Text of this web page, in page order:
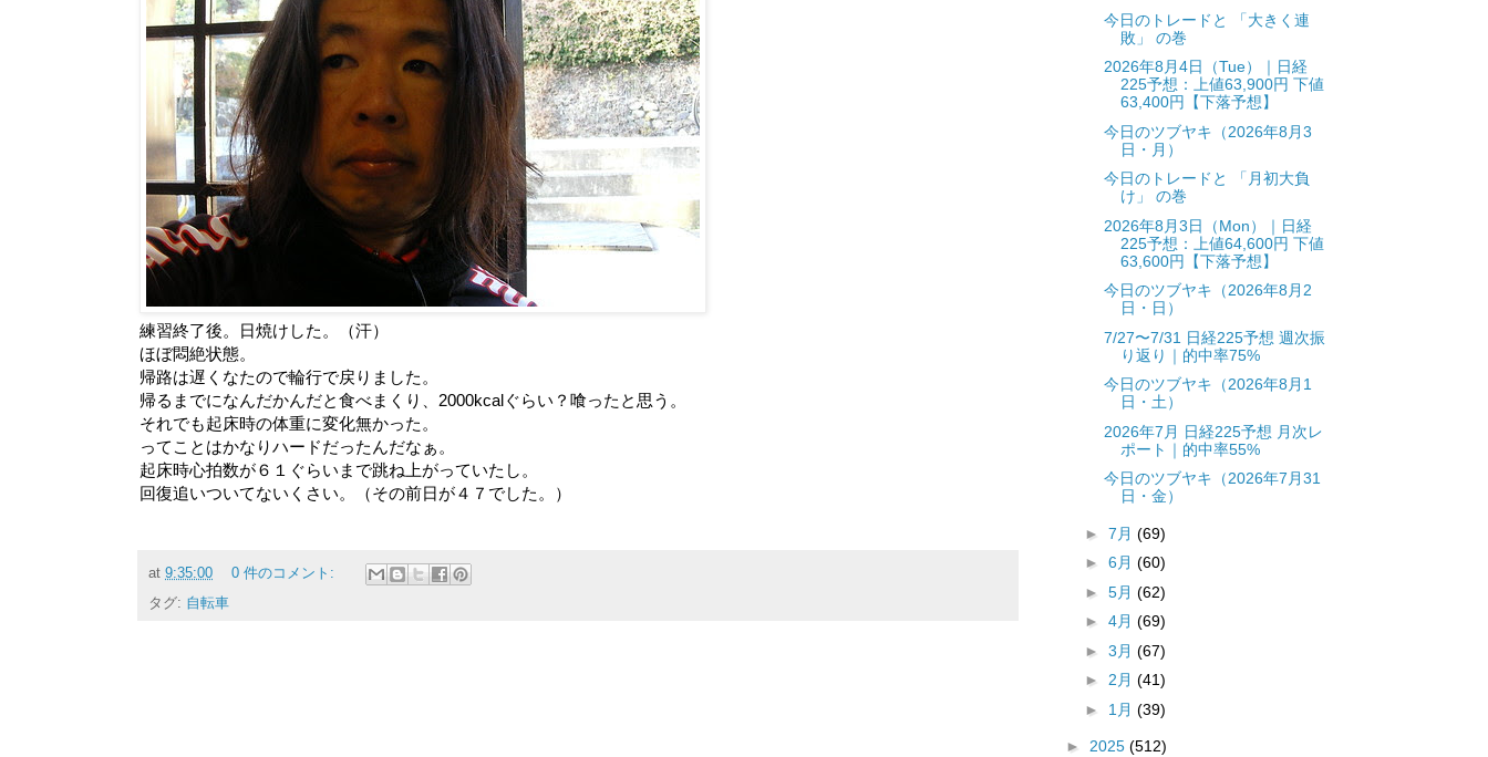
練習終了後。日焼けした。（汗）
ほぼ悶絶状態。
帰路は遅くなたので輪行で戻りました。
帰るまでになんだかんだと食べまくり、2000kcalぐらい？喰ったと思う。
それでも起床時の体重に変化無かった。
ってことはかなりハードだったんだなぁ。
起床時心拍数が６１ぐらいまで跳ね上がっていたし。
回復追いついてないくさい。（その前日が４７でした。）
at 9:35:00
0 件のコメント:
タグ: 自転車
今日のトレードと 「大きく連
敗」 の巻
2026年8月4日（Tue）｜日経
225予想：上値63,900円 下値
63,400円【下落予想】
今日のツブヤキ（2026年8月3
日・月）
今日のトレードと 「月初大負
け」 の巻
2026年8月3日（Mon）｜日経
225予想：上値64,600円 下値
63,600円【下落予想】
今日のツブヤキ（2026年8月2
日・日）
7/27〜7/31 日経225予想 週次振
り返り｜的中率75%
今日のツブヤキ（2026年8月1
日・土）
2026年7月 日経225予想 月次レ
ポート｜的中率55%
今日のツブヤキ（2026年7月31
日・金）
► 7月 (69)
► 6月 (60)
► 5月 (62)
► 4月 (69)
► 3月 (67)
► 2月 (41)
► 1月 (39)
► 2025 (512)